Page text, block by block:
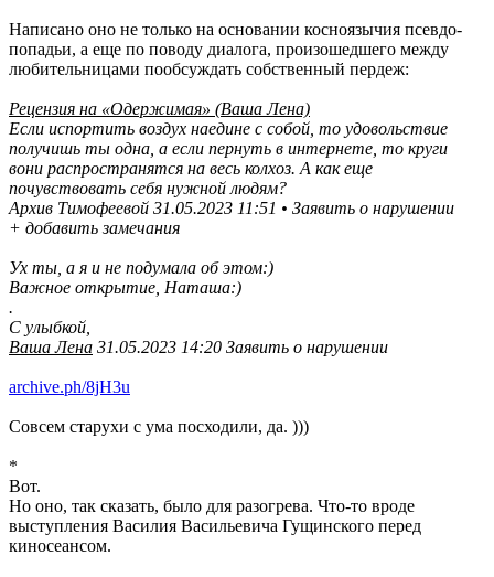
Написано оно не только на основании косноязычия псевдо-
попадьи, а еще по поводу диалога, произошедшего между
любительницами пообсуждать собственный пердеж:
Рецензия на «Одержимая» (Ваша Лена)
Если испортить воздух наедине с собой, то удовольствие
получишь ты одна, а если пернуть в интернете, то круги
вони распространятся на весь колхоз. А как еще
почувствовать себя нужной людям?
Архив Тимофеевой 31.05.2023 11:51 • Заявить о нарушении
+ добавить замечания
Ух ты, а я и не подумала об этом:)
Важное открытие, Наташа:)
.
С улыбкой,
Ваша Лена 31.05.2023 14:20 Заявить о нарушении
archive.ph/8jH3u
Совсем старухи с ума посходили, да. )))
*
Вот.
Но оно, так сказать, было для разогрева. Что-то вроде
выступления Василия Васильевича Гущинского перед
киносеансом.